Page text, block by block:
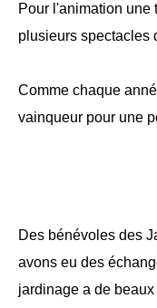
Pour l'animation une
plusieurs spectacles
Comme chaque
vainqueur pour une
Des bénévoles des
avons eu des
jardinage a de